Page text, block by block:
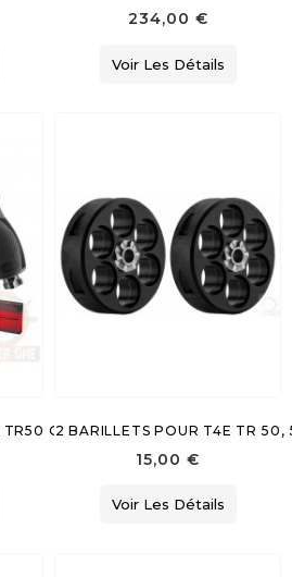
234,00 €
Voir Les Détails
GEN.2 CAL 50 - 13 J (100
2 BARILLETS POUR T4E TR 50
15,00 €
Voir Les Détails